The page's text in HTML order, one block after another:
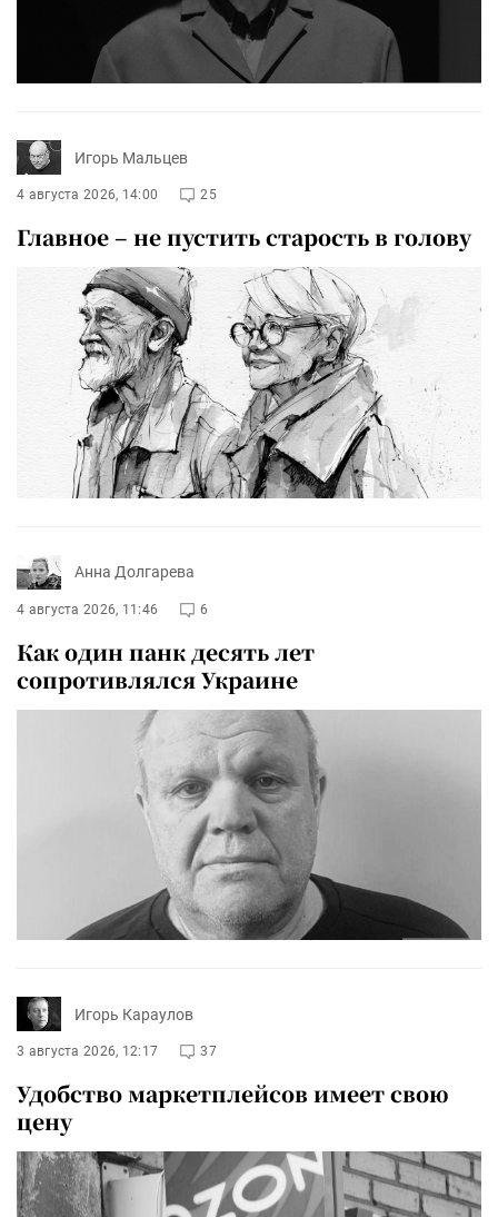
Игорь Мальцев
4 августа 2026, 14:00 25
Главное – не пустить старость в голову
Анна Долгарева
4 августа 2026, 11:46 6
Как один панк десять лет
сопротивлялся Украине
Игорь Караулов
3 августа 2026, 12:17 37
Удобство маркетплейсов имеет свою
цену